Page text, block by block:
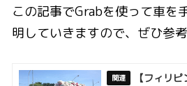
この記事でGrabを使って車を
明していきますので、ぜひ参
【フィリ